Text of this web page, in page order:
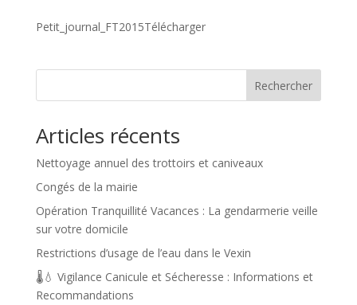
Petit_journal_FT2015Télécharger
Rechercher
Articles récents
Nettoyage annuel des trottoirs et caniveaux
Congés de la mairie
Opération Tranquillité Vacances : La gendarmerie veille
sur votre domicile
Restrictions d’usage de l’eau dans le Vexin
🌡️💧 Vigilance Canicule et Sécheresse : Informations et
Recommandations